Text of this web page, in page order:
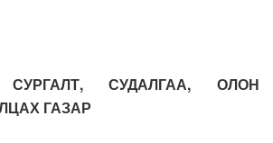
СУРГАЛТ, СУДАЛГАА, ОЛОН
ГАЗАР